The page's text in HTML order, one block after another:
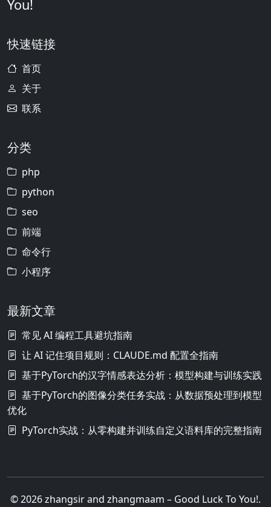
You!
快速链接
首页
关于
联系
分类
php
python
seo
前端
命令行
小程序
最新文章
常见 AI 编程工具避坑指南
让 AI 记住项目规则：CLAUDE.md 配置全指南
基于PyTorch的汉字情感表达分析：模型构建与训练实践
基于PyTorch的图像分类任务实战：从数据预处理到模型
优化
PyTorch实战：从零构建并训练自定义语料库的完整指南
© 2026 zhangsir and zhangmaam – Good Luck To You!.